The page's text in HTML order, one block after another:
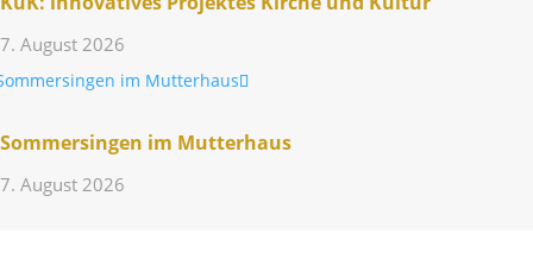
7. August 2026
Sommer­singen im Mutterhaus
7. August 2026